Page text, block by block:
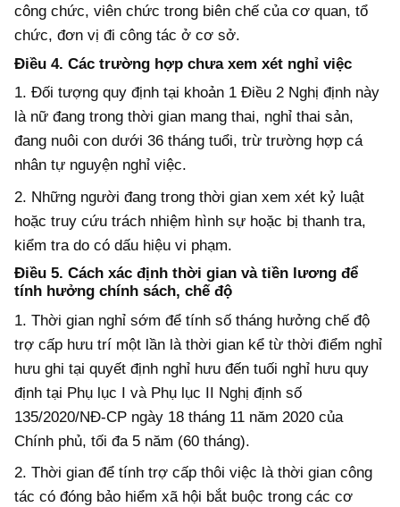
công chức, viên chức trong biên chế của cơ quan, tổ
chức, đơn vị đi công tác ở cơ sở.
Điều 4. Các trường hợp chưa xem xét nghỉ việc
1. Đối tượng quy định tại khoản 1 Điều 2 Nghị định này
là nữ đang trong thời gian mang thai, nghỉ thai sản,
đang nuôi con dưới 36 tháng tuổi, trừ trường hợp cá
nhân tự nguyện nghỉ việc.
2. Những người đang trong thời gian xem xét kỷ luật
hoặc truy cứu trách nhiệm hình sự hoặc bị thanh tra,
kiểm tra do có dấu hiệu vi phạm.
Điều 5. Cách xác định thời gian và tiền lương để
tính hưởng chính sách, chế độ
1. Thời gian nghỉ sớm để tính số tháng hưởng chế độ
trợ cấp hưu trí một lần là thời gian kể từ thời điểm nghỉ
hưu ghi tại quyết định nghỉ hưu đến tuối nghỉ hưu quy
định tại Phụ lục I và Phụ lục II Nghị định số
135/2020/NĐ-CP ngày 18 tháng 11 năm 2020 của
Chính phủ, tối đa 5 năm (60 tháng).
2. Thời gian để tính trợ cấp thôi việc là thời gian công
tác có đóng bảo hiểm xã hội bắt buộc trong các cơ